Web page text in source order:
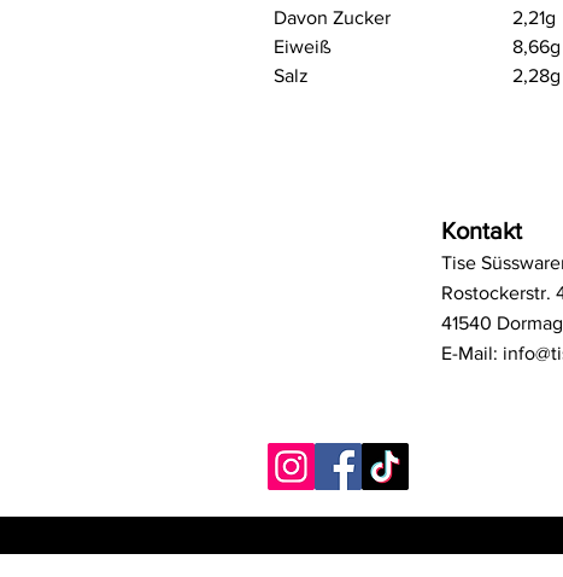
Davon Zucker
2,21g
Eiweiß
8,66g
Salz
2,28g
Kontakt
Tise
Rostockerstr.
41540
E-Mail: